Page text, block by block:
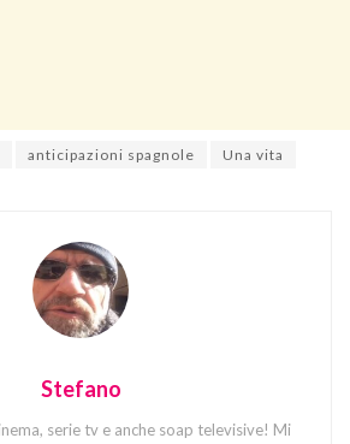
anticipazioni spagnole Una vita
Stefano
serie tv e anche soap televisive! Mi